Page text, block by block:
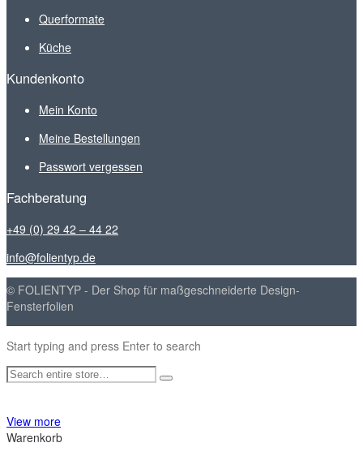
Querformate
Küche
Kundenkonto
Mein Konto
Meine Bestellungen
Passwort vergessen
Fachberatung
+49 (0) 29 42 – 44 22
info@folientyp.de
© FOLIENTYP - Der Shop für maßgeschneiderte Design-
Fensterfolien
Start typing and press Enter to search
View more
Warenkorb